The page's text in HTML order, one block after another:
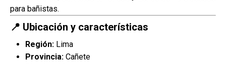
para bañistas.
📍 Ubicación y características
Región: Lima
Provincia: Cañete